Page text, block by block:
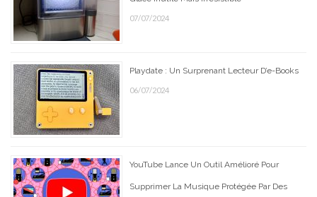
07/07/2024
Playdate : Un Surprenant Lecteur D’e-Books
06/07/2024
YouTube Lance Un Outil Amélioré Pour
Supprimer La Musique Protégée Par Des